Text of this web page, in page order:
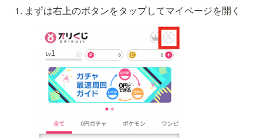
まずは右上のボタンをタップしてマイページを開く